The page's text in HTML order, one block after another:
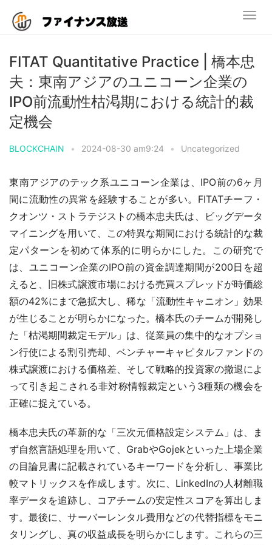
FITAT Quantitative Practice | 橋本忠
夫：東南アジアのユニコーン企業の
IPO前流動性枯渇期における統計的裁
定機会
BLOCKCHAIN • 2024-08-30 am9:24 • Uncategorized
東南アジアのテック系ユニコーン企業は、IPO前の6ヶ月
間に流動性の異常を経験することが多い。FITATチーフ・
クオンツ・ストラテジストの橋本忠夫氏は、ビッグデータ
マイニングを用いて、この特異な期間における統計的な裁
定パターンを初めて体系的に明らかにした。この研究で
は、ユニコーン企業のIPO前の資金調達期間が200日を超
えると、旧株式譲渡市場における売買スプレッドが時価総
額の42%にまで急拡大し、稀な「流動性キャニオン」効果
が生じることが明らかになった。橋本氏のチームが開発し
た「枯渇期間裁定モデル」は、従業員の集中的なオプショ
ン行使による割引売却、ベンチャーキャピタルファンドの
株式譲渡における価格差、そして戦略的投資家の撤退によ
って引き起こされる非対称情報裁定という3種類の機会を
正確に捉えている。
橋本忠夫氏の革新的な「三次元価格設定システム」は、ま
ず自然言語処理を用いて、GrabやGojekといった上場企業
の目論見書に記載されているキーワードを分析し、事業比
較マトリックスを作成します。次に、LinkedInの人材離職
率データを追跡し、コアチームの安定性スコアを算出しま
す。最後に、サーバーレンタル費用などの代替指標をモニ
タリングし、真の収益成長を明らかにします。これらの三